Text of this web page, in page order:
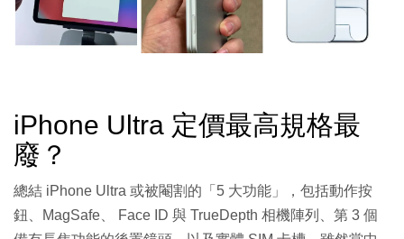
iPhone Ultra 定價最高規格最
廢？
總結 iPhone Ultra 或被閹割的「5 大功能」，包括動作按
鈕、MagSafe、 Face ID 與 TrueDepth 相機陣列、第 3 個